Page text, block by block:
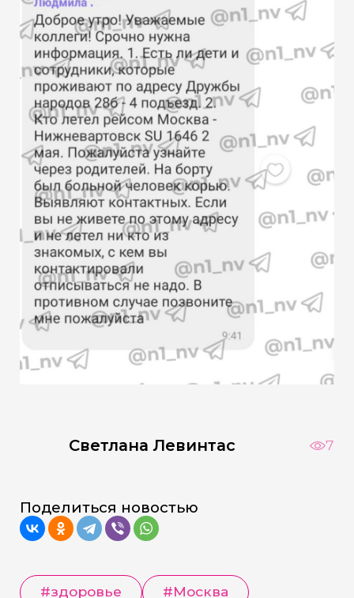
Светлана Левинтас 7
Поделиться новостью
#здоровье #Москва